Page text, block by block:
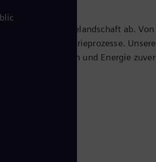
gesamte Energielandschaft ab.
Industrieprozesse.
zu reduzieren und Energie